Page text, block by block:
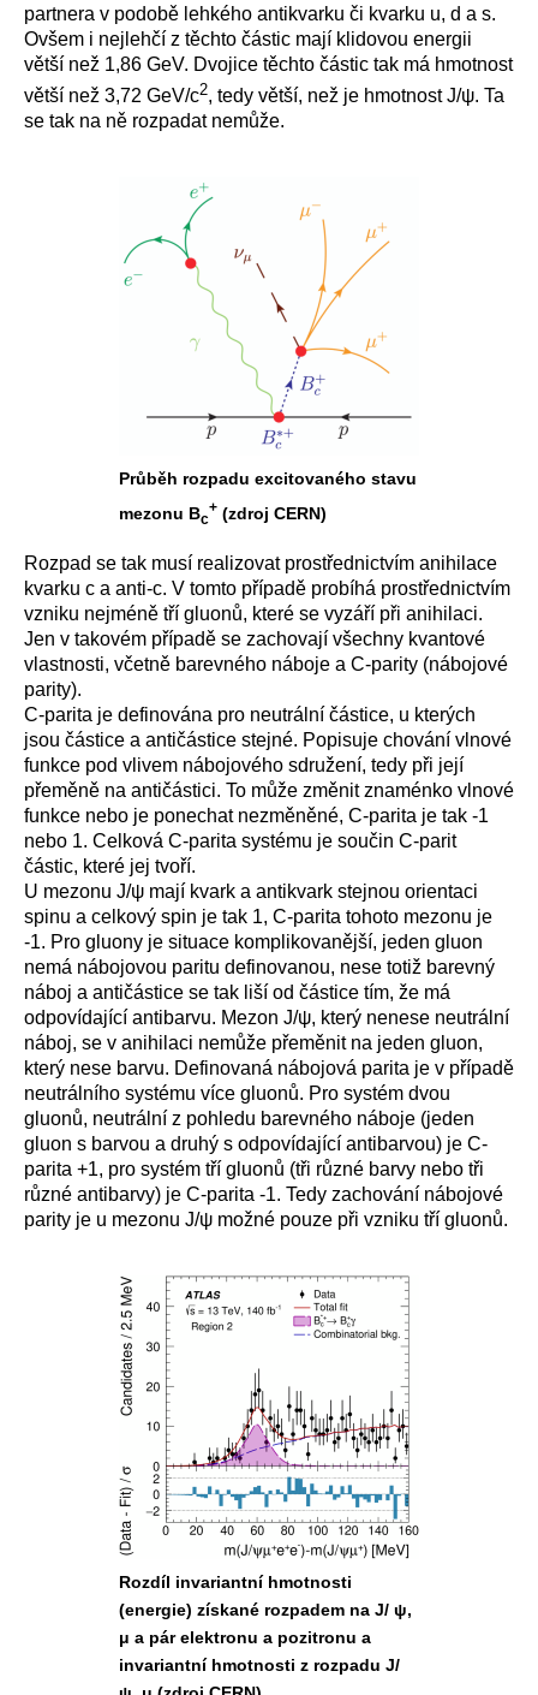
partnera v podobě lehkého antikvarku či kvarku u, d a s.
Ovšem i nejlehčí z těchto částic mají klidovou energii
větší než 1,86 GeV. Dvojice těchto částic tak má hmotnost
větší než 3,72 GeV/c2, tedy větší, než je hmotnost J/ψ. Ta
se tak na ně rozpadat nemůže.
Průběh rozpadu excitovaného stavu
mezonu Bc
+ (zdroj CERN)
Rozpad se tak musí realizovat prostřednictvím anihilace
kvarku c a anti-c. V tomto případě probíhá prostřednictvím
vzniku nejméně tří gluonů, které se vyzáří při anihilaci.
Jen v takovém případě se zachovají všechny kvantové
vlastnosti, včetně barevného náboje a C-parity (nábojové
parity).
C-parita je definována pro neutrální částice, u kterých
jsou částice a antičástice stejné. Popisuje chování vlnové
funkce pod vlivem nábojového sdružení, tedy při její
přeměně na antičástici. To může změnit znaménko vlnové
funkce nebo je ponechat nezměněné, C-parita je tak -1
nebo 1. Celková C-parita systému je součin C-parit
částic, které jej tvoří.
U mezonu J/ψ mají kvark a antikvark stejnou orientaci
spinu a celkový spin je tak 1, C-parita tohoto mezonu je
-1. Pro gluony je situace komplikovanější, jeden gluon
nemá nábojovou paritu definovanou, nese totiž barevný
náboj a antičástice se tak liší od částice tím, že má
odpovídající antibarvu. Mezon J/ψ, který nenese neutrální
náboj, se v anihilaci nemůže přeměnit na jeden gluon,
který nese barvu. Definovaná nábojová parita je v případě
neutrálního systému více gluonů. Pro systém dvou
gluonů, neutrální z pohledu barevného náboje (jeden
gluon s barvou a druhý s odpovídající antibarvou) je C-
parita +1, pro systém tří gluonů (tři různé barvy nebo tři
různé antibarvy) je C-parita -1. Tedy zachování nábojové
parity je u mezonu J/ψ možné pouze při vzniku tří gluonů.
Rozdíl invariantní hmotnosti
(energie) získané rozpadem na J/ ψ,
μ a pár elektronu a pozitronu a
invariantní hmotnosti z rozpadu J/